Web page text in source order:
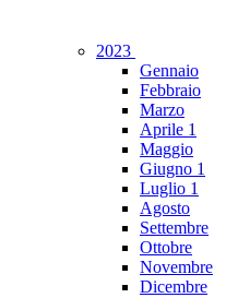
2023
Gennaio
Febbraio
Marzo
Aprile 1
Maggio
Giugno 1
Luglio 1
Agosto
Settembre
Ottobre
Novembre
Dicembre